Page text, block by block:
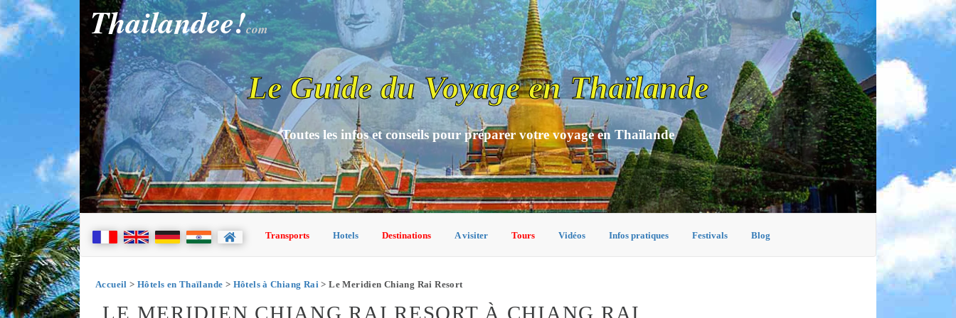
Thailandee!com
Le Guide du Voyage en Thaïlande
Toutes les infos et conseils pour préparer votre voyage en Thaïlande
Transports Hotels Destinations A visiter Tours Vidéos Infos pratiques Festivals Blog
Accueil > Hôtels en Thaïlande > Hôtels à Chiang Rai > Le Meridien Chiang Rai Resort
LE MERIDIEN CHIANG RAI RESORT À CHIANG RAI